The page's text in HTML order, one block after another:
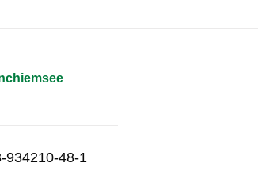
934210-48-1